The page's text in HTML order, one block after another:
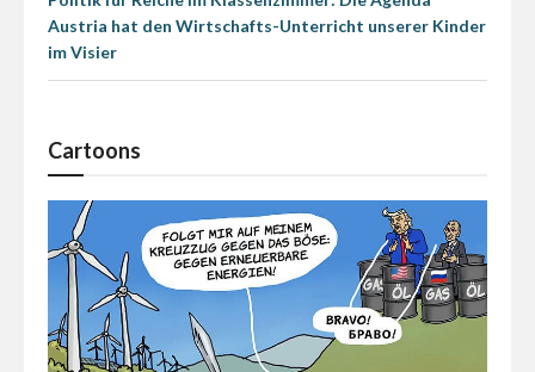
Austria hat den Wirtschafts-Unterricht unserer Kinder
im Visier
Cartoons